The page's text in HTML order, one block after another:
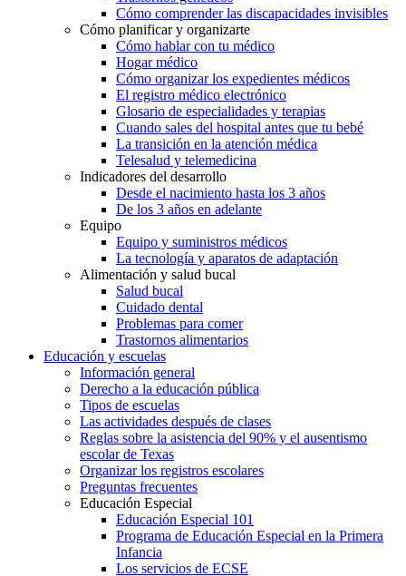
Cómo comprender las discapacidades invisibles
Cómo planificar y organizarte
Cómo hablar con tu médico
Hogar médico
Cómo organizar los expedientes médicos
El registro médico electrónico
Glosario de especialidades y terapias
Cuando sales del hospital antes que tu bebé
La transición en la atención médica
Telesalud y telemedicina
Indicadores del desarrollo
Desde el nacimiento hasta los 3 años
De los 3 años en adelante
Equipo
Equipo y suministros médicos
La tecnología y aparatos de adaptación
Alimentación y salud bucal
Salud bucal
Cuidado dental
Problemas para comer
Trastornos alimentarios
Educación y escuelas
Información general
Derecho a la educación pública
Tipos de escuelas
Las actividades después de clases
Reglas sobre la asistencia del 90% y el ausentismo
escolar de Texas
Organizar los registros escolares
Preguntas frecuentes
Educación Especial
Educación Especial 101
Programa de Educación Especial en la Primera
Infancia
Los servicios de ECSE